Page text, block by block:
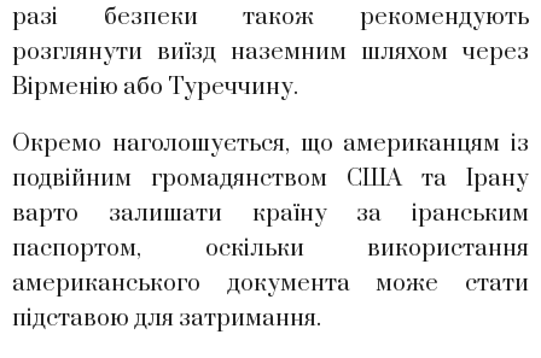
разі безпеки також рекомендують
розглянути виїзд наземним шляхом через
Вірменію або Туреччину.
Окремо наголошується, що американцям із
подвійним громадянством США та Ірану
варто залишати країну за іранським
паспортом, оскільки використання
американського документа може стати
підставою для затримання.